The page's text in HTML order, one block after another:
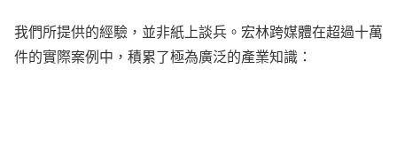
我們所提供的經驗，並非紙上談兵。宏林跨媒體在超過十萬
件的實際案例中，積累了極為廣泛的產業知識：